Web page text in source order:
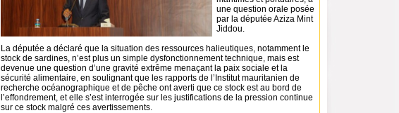
une question orale posée
par la députée Aziza Mint
Jiddou.
La députée a déclaré que la situation des ressources halieutiques, notamment le
stock de sardines, n’est plus un simple dysfonctionnement technique, mais est
devenue une question d’une gravité extrême menaçant la paix sociale et la
sécurité alimentaire, en soulignant que les rapports de l’Institut mauritanien de
recherche océanographique et de pêche ont averti que ce stock est au bord de
l’effondrement, et elle s’est interrogée sur les justifications de la pression continue
sur ce stock malgré ces avertissements.